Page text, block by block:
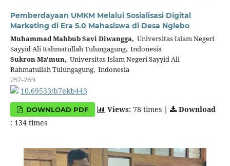
Pemberdayaan UMKM Melalui Sosialisasi Digital
Marketing di Era 5.0 Mahasiswa di Desa Nglebo
Muhammad Mahbub Savi Diwangga, Universitas Islam Negeri
Sayyid Ali Rahmatullah Tulungagung, Indonesia
Sukron Ma'mun, Universitas Islam Negeri Sayyid Ali
Rahmatullah Tulungagung, Indonesia
257-269
10.69533/b7ekb443
DOWNLOAD PDF Views: 78 times |
Download
: 134 times